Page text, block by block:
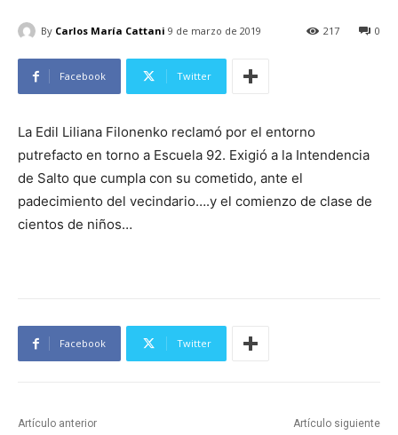
By Carlos María Cattani 9 de marzo de 2019 0
217
Facebook Twitter
La Edil Liliana Filonenko reclamó por el entorno
putrefacto en torno a Escuela 92. Exigió a la Intendencia
de Salto que cumpla con su cometido, ante el
padecimiento del vecindario….y el comienzo de clase de
cientos de niños…
Facebook Twitter
Artículo anterior Artículo siguiente